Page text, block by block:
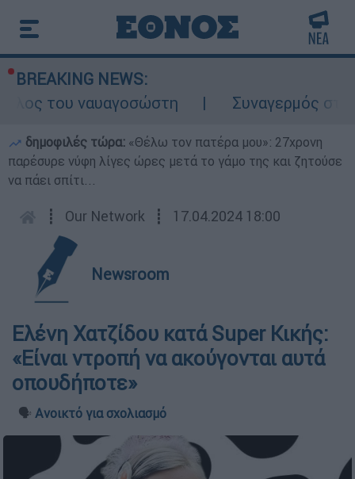
BREAKING NEWS:
του ναυαγοσώστη
Συναγερμός
δημοφιλές τώρα: «Θέλω τον πατέρα μου»: 27χρονη
παρέσυρε νύφη λίγες ώρες μετά το γάμο της και ζητούσε
να πάει σπίτι...
┋ Our Network ┋ 17.04.2024 18:00
Newsroom
Ελένη Χατζίδου κατά Super Κικής:
«Είναι ντροπή να ακούγονται αυτά
οπουδήποτε»
🗣️ Ανοικτό για σχολιασμό